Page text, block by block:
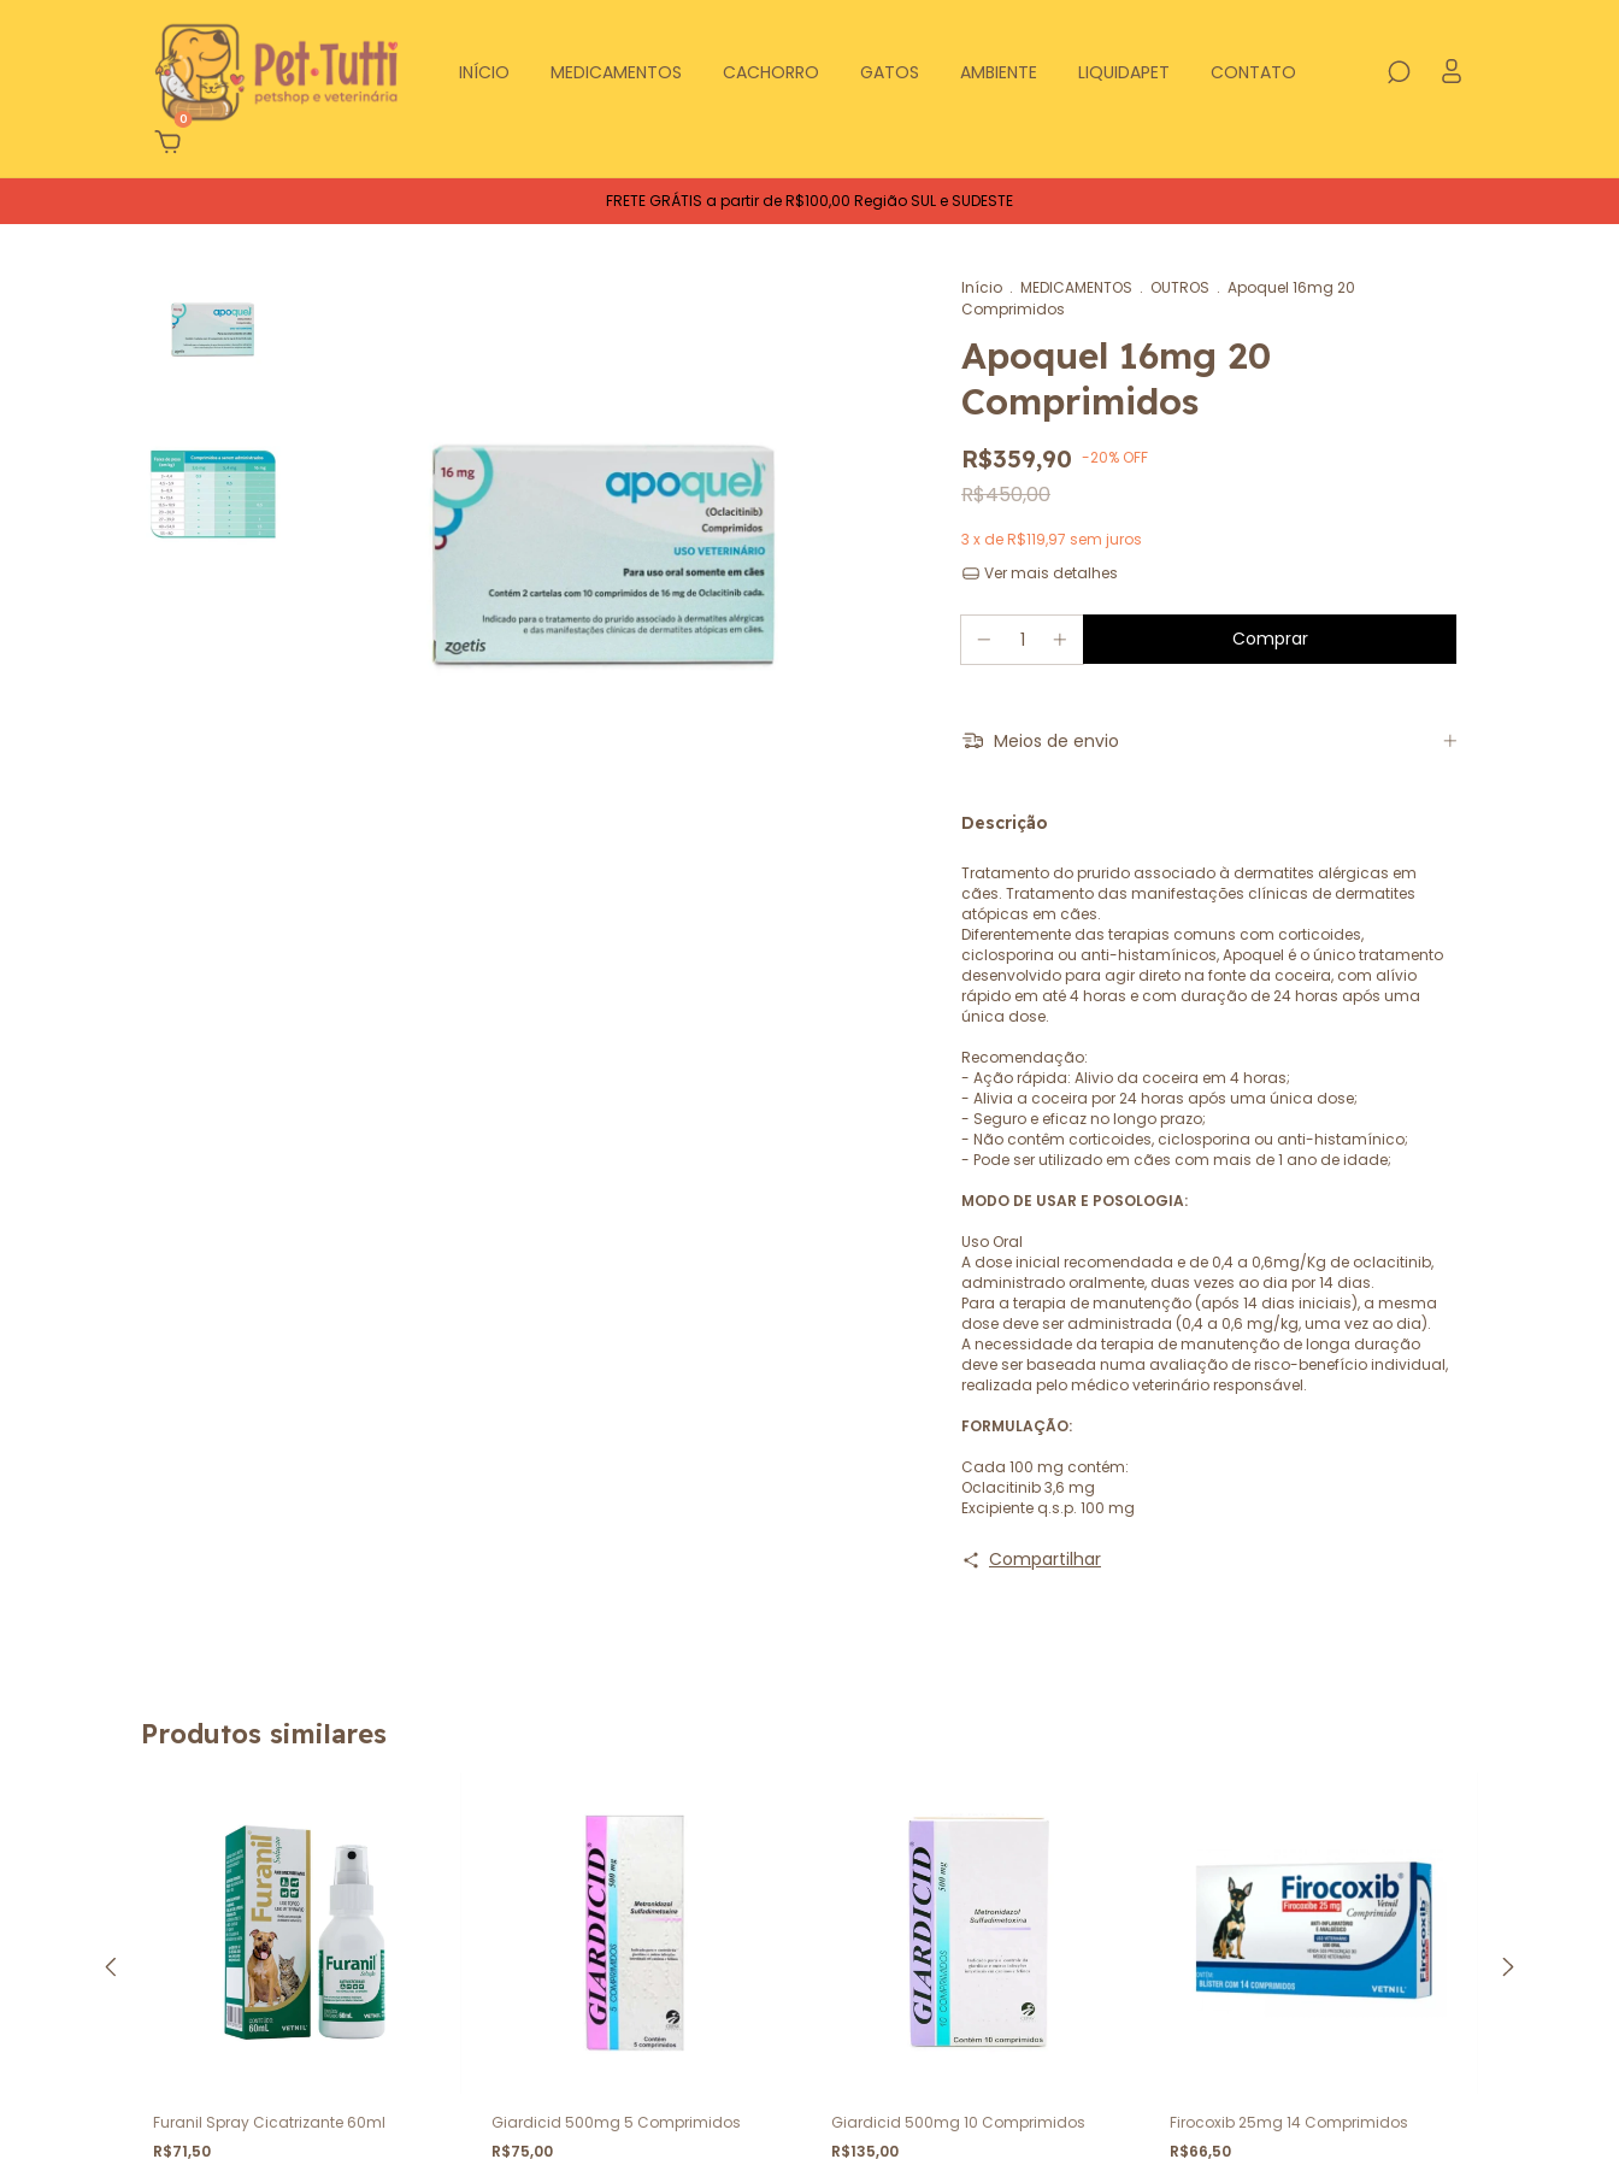
INÍCIO MEDICAMENTOS CACHORRO GATOS AMBIENTE LIQUIDAPET CONTATO
0
FRETE GRÁTIS a partir de R$100,00 Região SUL e SUDESTE
Início . MEDICAMENTOS . OUTROS . Apoquel 16mg 20
Comprimidos
Apoquel 16mg 20
Comprimidos
R$359,90 -20% OFF
R$450,00
3 x deR$119,97 sem juros
Ver mais detalhes
Meios de envio
Descrição
Tratamento do prurido associado à dermatites alérgicas em
cães. Tratamento das manifestações clínicas de dermatites
atópicas em cães.
Diferentemente das terapias comuns com corticoides,
ciclosporina ou anti-histamínicos, Apoquel é o único tratamento
desenvolvido para agir direto na fonte da coceira, com alívio
rápido em até 4 horas e com duração de 24 horas após uma
única dose.
Recomendação:
- Ação rápida: Alivio da coceira em 4 horas;
- Alivia a coceira por 24 horas após uma única dose;
- Seguro e eficaz no longo prazo;
- Não contêm corticoides, ciclosporina ou anti-histamínico;
- Pode ser utilizado em cães com mais de 1 ano de idade;
MODO DE USAR E POSOLOGIA:
Uso Oral
A dose inicial recomendada e de 0,4 a 0,6mg/Kg de oclacitinib,
administrado oralmente, duas vezes ao dia por 14 dias.
Para a terapia de manutenção (após 14 dias iniciais), a mesma
dose deve ser administrada (0,4 a 0,6 mg/kg, uma vez ao dia).
A necessidade da terapia de manutenção de longa duração
deve ser baseada numa avaliação de risco-benefício individual,
realizada pelo médico veterinário responsável.
FORMULAÇÃO:
Cada 100 mg contém:
Oclacitinib 3,6 mg
Excipiente q.s.p. 100 mg
Compartilhar
Produtos similares
Furanil Spray Cicatrizante 60ml
R$71,50
Giardicid 500mg 5 Comprimidos
R$75,00
Giardicid 500mg 10 Comprimidos
R$135,00
Firocoxib 25mg 14 Comprimidos
R$66,50